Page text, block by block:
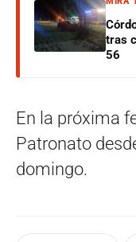
tras
56
En la próxima
Patronato
domingo.